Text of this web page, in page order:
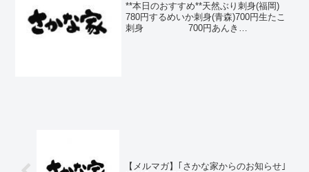
**本日のおすすめ**天然ぶり刺身(福岡)
780円するめいか刺身(青森)700円生たこ
刺身 700円あんき
【メルマガ】｢さかな家からのお知らせ｣